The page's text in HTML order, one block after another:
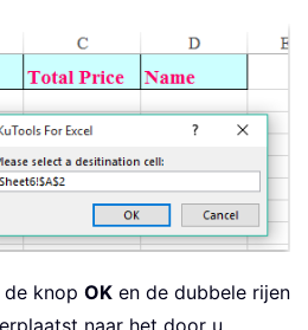
knop OK en de dubbele rijen